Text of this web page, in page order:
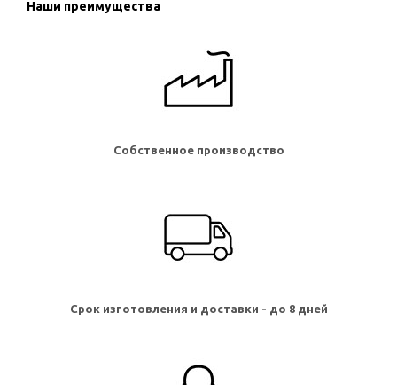
Наши преимущества
Собственное производство
Срок изготовления и доставки - до 8 дней